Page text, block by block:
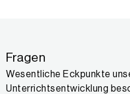
Fragen
Wesentliche Eckpunkte
Unterrichtsentwicklung